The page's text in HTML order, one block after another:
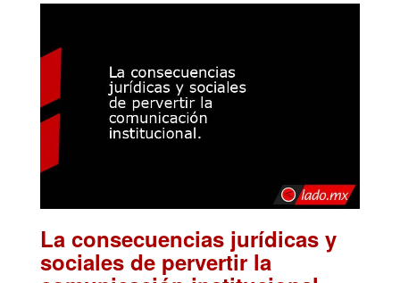
La consecuencias jurídicas y
sociales de pervertir la